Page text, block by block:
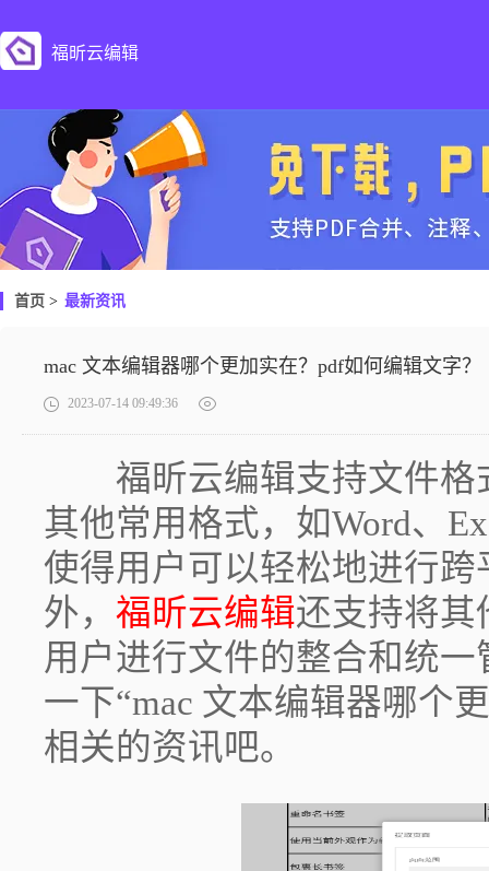
福昕云编辑
首页 > 最新资讯
mac 文本编辑器哪个更加实在？pdf如何编辑文字？
2023-07-14 09:49:36
福昕云编辑支持文件格
其他常用格式，如Word、
使得用户可以轻松地进行
外， 福昕云编辑还支持将其
用户进行文件的整合和统
一下“mac 文本编辑器哪个
相关的资讯吧。